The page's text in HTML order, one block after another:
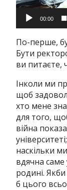
00:00
По-перше,
Бути
ви питаєте,
Інколи ми
щоб
хто мене
для того,
війна
наскільки
вдячна саме
родині.
б цього